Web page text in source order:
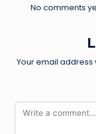
No comments
Your email address